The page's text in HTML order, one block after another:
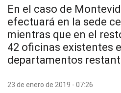
En el caso de
efectuará en la sede
mientras que en el
42 oficinas existentes
departamentos
23 de enero de 2019 - 07:26